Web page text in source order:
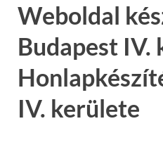
Weboldal
Budapest IV.
IV. kerülete